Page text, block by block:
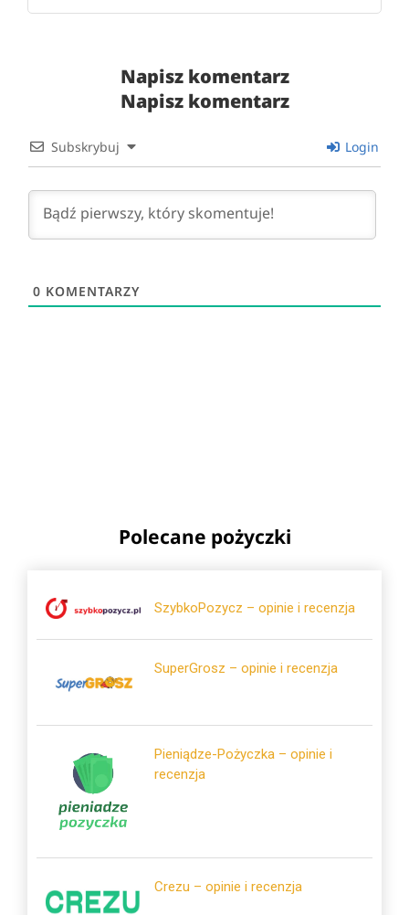
Napisz komentarz
Napisz komentarz
Subskrybuj Login
0 KOMENTARZY
Polecane pożyczki
SzybkoPozycz – opinie i recenzja
SuperGrosz – opinie i recenzja
Pieniądze-Pożyczka – opinie i
recenzja
Crezu – opinie i recenzja